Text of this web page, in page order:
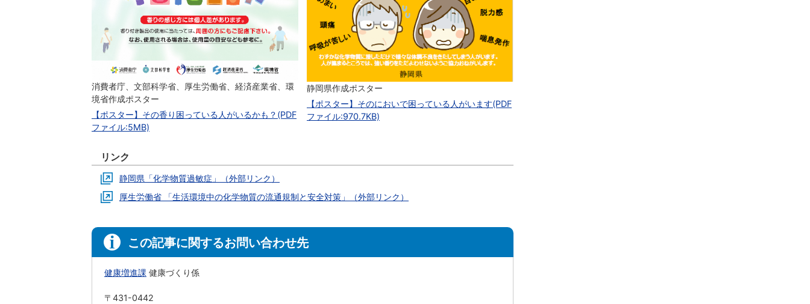
消費者庁、文部科学省、厚生労働省、経済産業省、環
境省作成ポスター
【ポスター】その香り困っている人がいるかも？(PDF
ファイル:5MB)
静岡県作成ポスター
【ポスター】そのにおいで困っている人がいます(PDF
ファイル:970.7KB)
リンク
静岡県「化学物質過敏症」（外部リンク）
厚生労働省 「生活環境中の化学物質の流通規制と安全対策」（外部リンク）
この記事に関するお問い合わせ先
健康増進課 健康づくり係
〒431-0442